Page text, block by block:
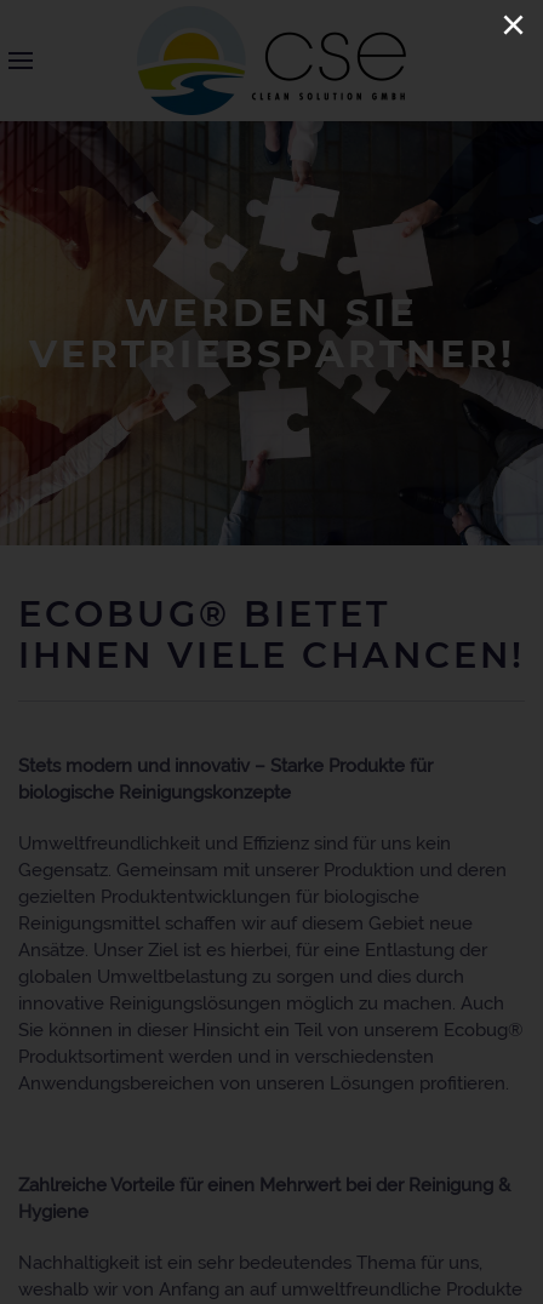
WERDEN SIE
VERTRIEBSPARTNER!
ECOBUG® BIETET
IHNEN VIELE CHANCEN!
Stets modern und innovativ – Starke Produkte für
biologische Reinigungskonzepte
Umweltfreundlichkeit und Effizienz sind für uns kein
Gegensatz. Gemeinsam mit unserer Produktion und deren
gezielten Produktentwicklungen für biologische
Reinigungsmittel schaffen wir auf diesem Gebiet neue
Ansätze. Unser Ziel ist es hierbei, für eine Entlastung der
globalen Umweltbelastung zu sorgen und dies durch
innovative Reinigungslösungen möglich zu machen. Auch
Sie können in dieser Hinsicht ein Teil von unserem Ecobug®
Produktsortiment werden und in verschiedensten
Anwendungsbereichen von unseren Lösungen profitieren.
Zahlreiche Vorteile für einen Mehrwert bei der Reinigung &
Hygiene
Nachhaltigkeit ist ein sehr bedeutendes Thema für uns,
weshalb wir von Anfang an auf umweltfreundliche Produkte
×